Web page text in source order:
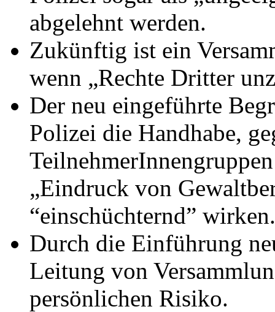
abgelehnt werden.
Zukünftig ist ein
wenn „Rechte Dritter
Der neu eingeführte
Polizei die Handhabe,
„Eindruck von
“einschüchternd” wirken.
Durch die Einführung
Leitung von
persönlichen Risiko.